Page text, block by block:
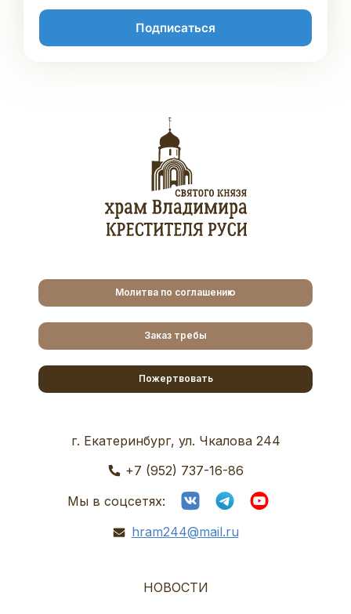
Подписаться
Молитва по соглашению
Заказ требы
Пожертвовать
г. Екатеринбург, ул. Чкалова 244
+7 (952) 737-16-86
Мы в соцсетях:
hram244@mail.ru
НОВОСТИ